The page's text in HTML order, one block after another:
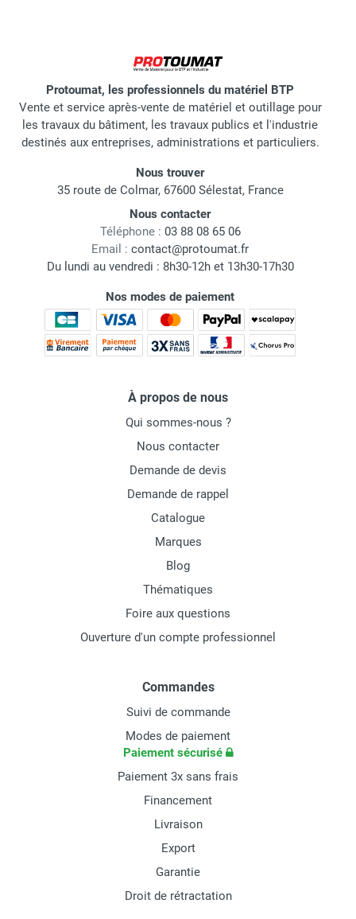
Protoumat, les professionnels du matériel BTP
Vente et service après-vente de matériel et outillage pour
les travaux du bâtiment, les travaux publics et l'industrie
destinés aux entreprises, administrations et particuliers.
Nous trouver
35 route de Colmar, 67600 Sélestat, France
Nous contacter
Téléphone : 03 88 08 65 06
Email : contact@protoumat.fr
Du lundi au vendredi : 8h30-12h et 13h30-17h30
Nos modes de paiement
À propos de nous
Qui sommes-nous ?
Nous contacter
Demande de devis
Demande de rappel
Catalogue
Marques
Blog
Thématiques
Foire aux questions
Ouverture d'un compte professionnel
Commandes
Suivi de commande
Modes de paiement
Paiement sécurisé
Paiement 3x sans frais
Financement
Livraison
Export
Garantie
Droit de rétractation